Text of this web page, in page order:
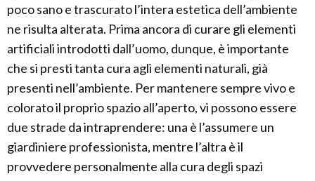
poco sano e trascurato l’intera estetica dell’ambiente
ne risulta alterata. Prima ancora di curare gli elementi
artificiali introdotti dall’uomo, dunque, è importante
che si presti tanta cura agli elementi naturali, già
presenti nell’ambiente. Per mantenere sempre vivo e
colorato il proprio spazio all’aperto, vi possono essere
due strade da intraprendere: una è l’assumere un
giardiniere professionista, mentre l’altra è il
provvedere personalmente alla cura degli spazi